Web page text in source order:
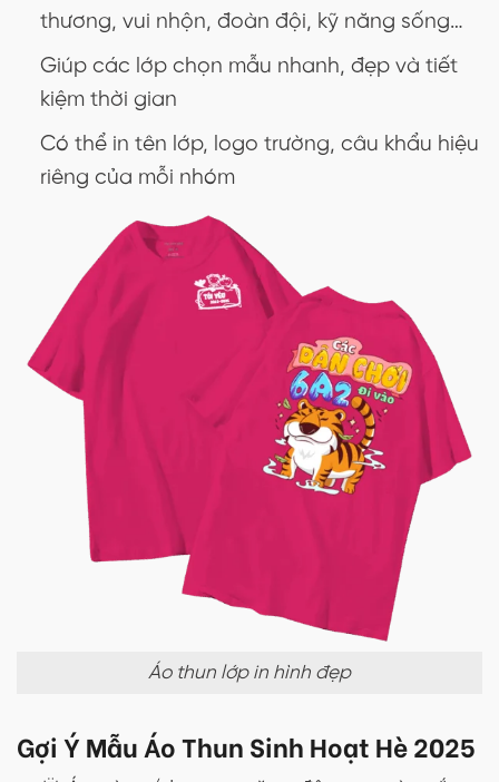
thương, vui nhộn, đoàn đội, kỹ năng sống…
Giúp các lớp chọn mẫu nhanh, đẹp và tiết
kiệm thời gian
Có thể in tên lớp, logo trường, câu khẩu hiệu
riêng của mỗi nhóm
Áo thun lớp in hình đẹp
Gợi Ý Mẫu Áo Thun Sinh Hoạt Hè 2025